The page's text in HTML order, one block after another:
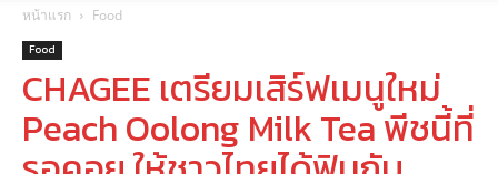
หน้าแรก Food
Food
CHAGEE เตรียมเสิร์ฟเมนูใหม่
Peach Oolong Milk Tea พีชนี้ที่